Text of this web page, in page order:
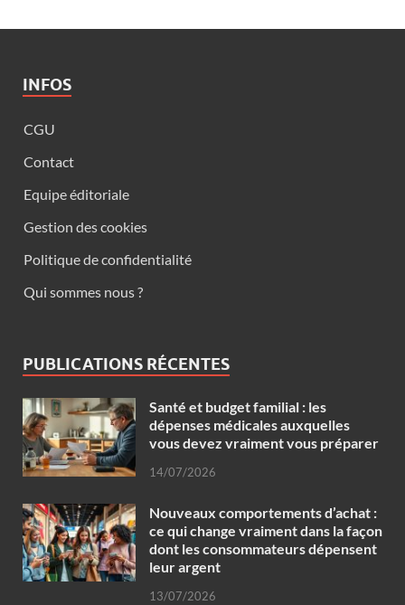
INFOS
CGU
Contact
Equipe éditoriale
Gestion des cookies
Politique de confidentialité
Qui sommes nous ?
PUBLICATIONS RÉCENTES
Santé et budget familial : les
dépenses médicales auxquelles
vous devez vraiment vous préparer
14/07/2026
Nouveaux comportements d’achat :
ce qui change vraiment dans la façon
dont les consommateurs dépensent
leur argent
13/07/2026